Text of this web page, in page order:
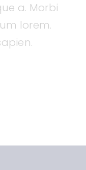
a. Morbi
lorem.